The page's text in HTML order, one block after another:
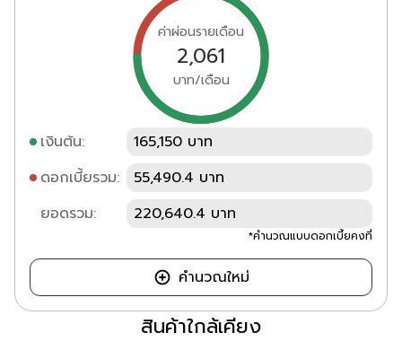
ค่าผ่อนรายเดือน
2,061
บาท/เดือน
เงินต้น:
165,150 บาท
ดอกเบี้ยรวม:
55,490.4 บาท
ยอดรวม:
220,640.4 บาท
*คำนวณแบบดอกเบี้ยคงที่
คำนวณใหม่
สินค้าใกล้เคียง